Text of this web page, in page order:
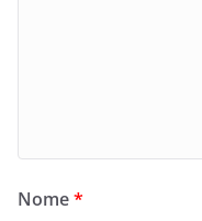
Nome*